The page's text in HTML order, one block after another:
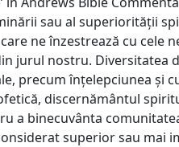
sau al superiorității
ne înzestrează cu cele
jurul nostru. Diversitatea
precum înțelepciunea și
discernământul
a binecuvânta
superior sau mai